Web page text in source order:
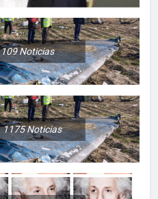
109Noticias
1175Noticias